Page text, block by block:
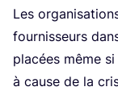
Les
four­nis­seurs
pla­cées même
à cause de la